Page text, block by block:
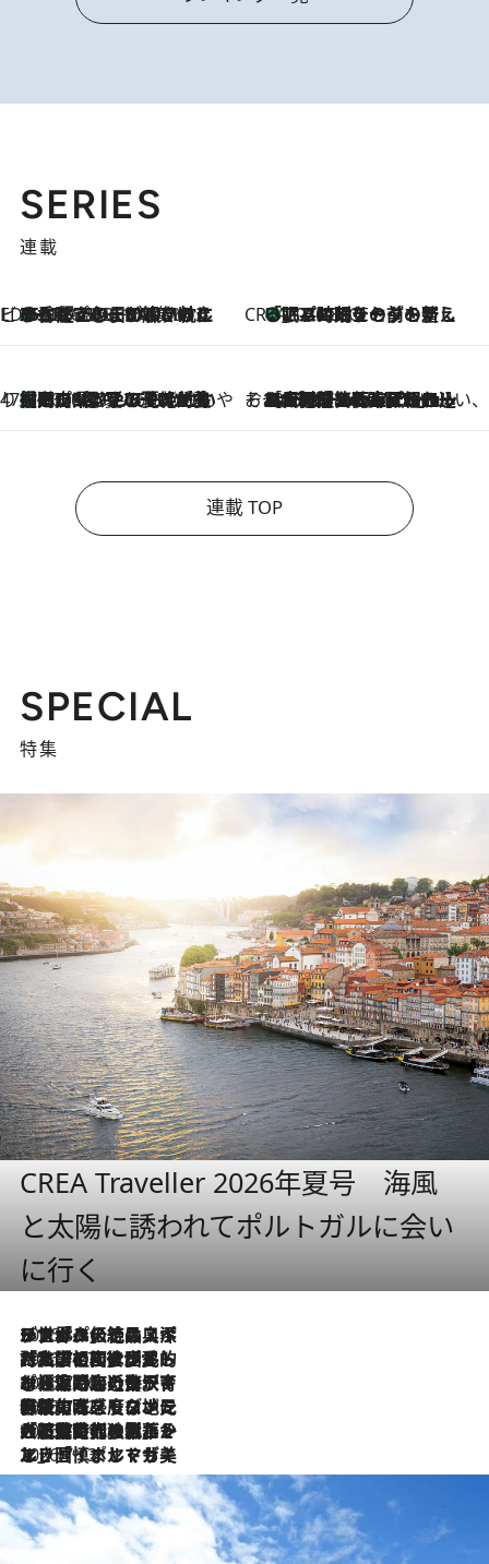
SERIES
連載
ビューティいいもの集め EDITORS' BEST
2026.8.10
35℃超えの日の夜、枕にひと吹き！ BAUMのルームスプレーが、ひのきの香りで心まで解きほぐす CREA'S CHOICE
2026.8.10
「眠る時刻をセットする」——眠りの前を整える、バルミューダの新しいアプローチ
47都道府県の手みやげ ひんやりスイーツで夏を満喫
2026.8.10
【岡山県】この夏絶対食べたい 冷やしておいしいおやつ3選 フルーツが主役のプリンやアイスが勢揃い そおだよおこの関西おいしい、おやつ紀行
2026.8.9
［大阪府箕面市］一皿一皿目の前で仕上げられる、料理を巧みに組み込んだアシェットデセールコース「ミチル アシェット デセール（Michiru assiette dessert）」
連載 TOP
SPECIAL
特集
CREA Traveller 2026年夏号 海風
と太陽に誘われてポルトガルに会い
に行く
2026.8.8
リスボンの絶品スイーツ「パステル・デ・ナタ」とは？ポルトガル伝統の奥深い世界へ
2026.7.27
「私の祖国はポルトガル語です」国民的詩人フェルナンド・ペソアと、彼が愛した文学の街を歩く
2026.7.26
ポルトガル近海が育む極上の海の幸。キリリと冷えた白ワインと愉しむ、シーフード専門店の贅沢
2026.7.22
伝統の味をモダンに昇華。高感度な地元客が集う、リスボンの最旬ガストロノミー
2026.7.21
大航海時代の栄華から、震災、独裁、そして革命へ。ポルトガル・首都リスボンの石畳に刻まれた「歴史の光と影」
2026.7.13
エッセイ・ヤマザキマリ「慎ましくも美しき国 ポルトガル」